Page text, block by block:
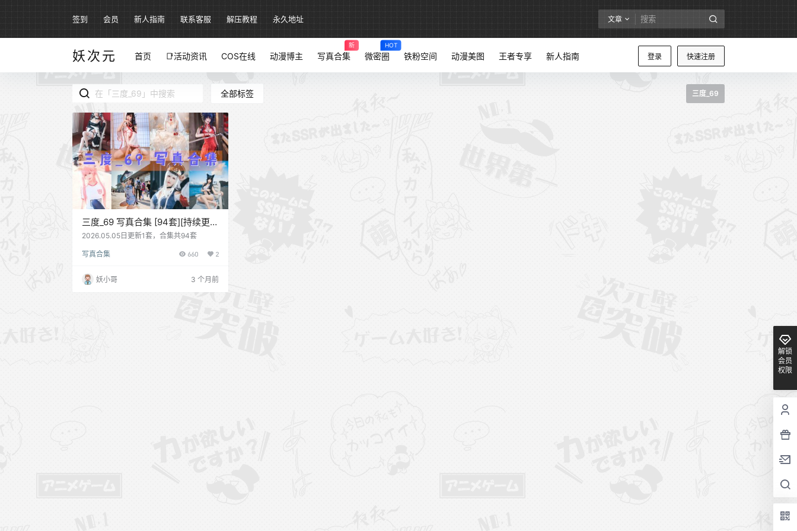
签到 会员 新人指南 联系客服 解压教程 永久地址 文章
妖次元 登录 快速注册
首页 📑活动资讯 COS在线 动漫博主 写真合集
新
微密圈
HOT
铁粉空间 动漫美图 王者专享 新人指南
全部标签 三度_69
三度_69 写真合集 [94套][持续更
新]
2026.05.05日更新1套，合集共94套
写真合集 660 2
妖小哥 3 个月前
解锁
会员
权限